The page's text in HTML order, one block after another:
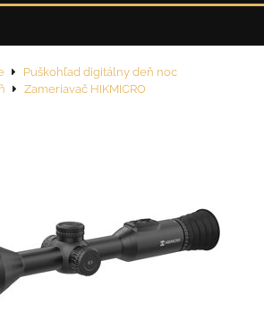
Puškohľad digitálny deň noc
Zameriavač HIKMICRO